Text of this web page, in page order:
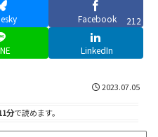
Facebook 212
LinkedIn
2023.07.05
分で読めます。